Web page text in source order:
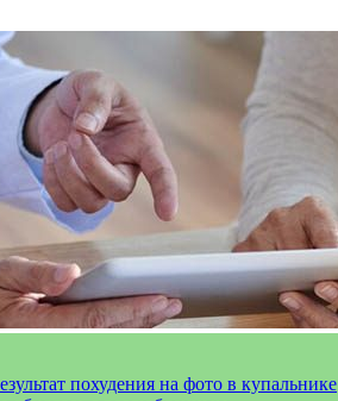
похудения на фото в купальнике